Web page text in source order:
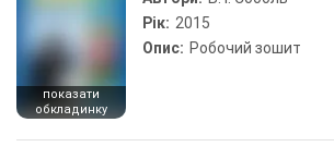
показати
обкладинку
Рік: 2015
Опис: Робочий зошит